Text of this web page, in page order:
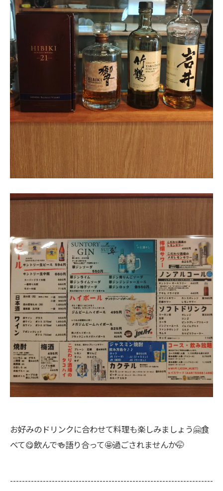
お好みのドリンクに合わせて料理も楽しみましょう🤗食
べて😋飲んで🍻語り合って🤩過ごされませんか🤭
--------------------------------------------------------------------